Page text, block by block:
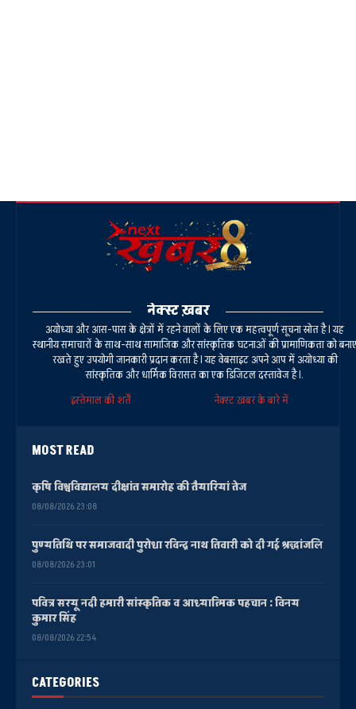
CATEGORIES
नेक्स्ट ख़बर
अयोध्या और आस-पास के क्षेत्रों में रहने वालों के लिए एक महत्वपूर्ण सूचना स्रोत है। यह
स्थानीय समाचारों के साथ-साथ सामाजिक और सांस्कृतिक घटनाओं की प्रामाणिकता को बनाए
रखते हुए उपयोगी जानकारी प्रदान करता है। यह वेबसाइट अपने आप में अयोध्या की
सांस्कृतिक और धार्मिक विरासत का एक डिजिटल दस्तावेज है।.
इस्तेमाल की शर्तें
नेक्स्ट ख़बर के बारे में
MOST READ
कृषि विश्वविद्यालय दीक्षांत समारोह की तैयारियां तेज
08/08/2026 23:08
पुण्यतिथि पर समाजवादी पुरोधा रविन्द्र नाथ तिवारी को दी गई श्रद्धांजलि
08/08/2026 23:01
पवित्र सरयू नदी हमारी सांस्कृतिक व आध्यात्मिक पहचान : विनय
कुमार सिंह
08/08/2026 22:54